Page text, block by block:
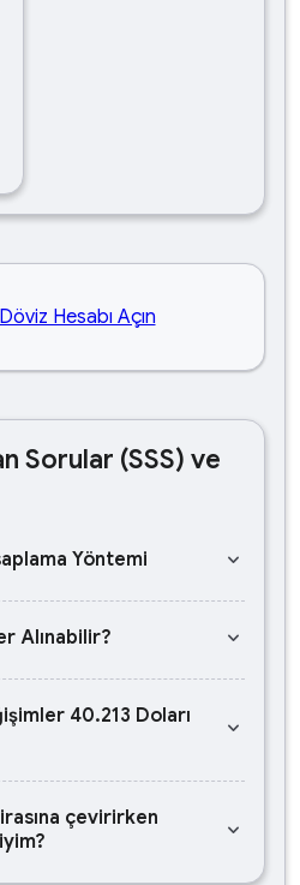
Sorular (SSS) ve
Yöntemi keyboard_arrow_down
Alınabilir? keyboard_arrow_down
40.213 Doları
keyboard_arrow_down
çevirirken
keyboard_arrow_down